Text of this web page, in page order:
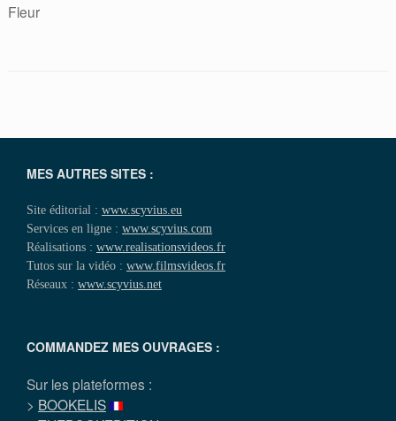
Fleur
MES AUTRES SITES :
Site éditorial : www.scyvius.eu
Services en ligne : www.scyvius.com
Réalisations : www.realisationsvideos.fr
Tutos sur la vidéo : www.filmsvideos.fr
Réseaux : www.scyvius.net
COMMANDEZ MES OUVRAGES :
Sur les plateformes :
> BOOKELIS